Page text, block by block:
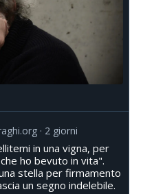
2 giorni
in una vigna, per
ho bevuto in vita".
stella per firmamento
un segno indelebile.